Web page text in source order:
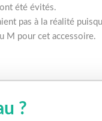
été évités.
pas à la réalité
M pour cet accessoire.
?